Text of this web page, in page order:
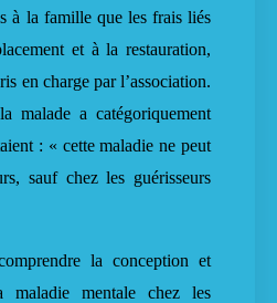
à la famille que les frais liés
et à la restauration,
en charge par l’association.
malade a catégoriquement
: « cette maladie ne peut
sauf chez les guérisseurs
la conception et
maladie mentale chez les